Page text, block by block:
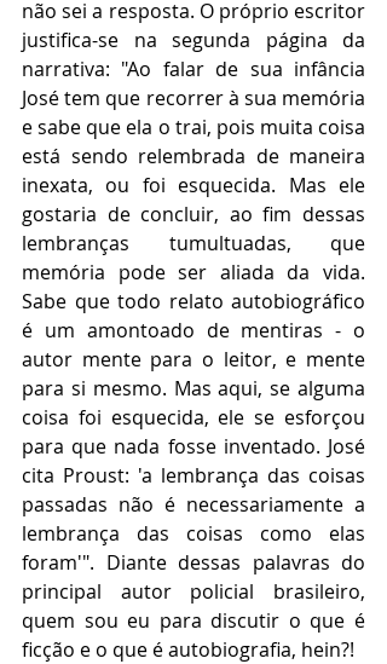
não sei a resposta. O próprio escritor
justifica-se na segunda página da
narrativa: "Ao falar de sua infância
José tem que recorrer à sua memória
e sabe que ela o trai, pois muita coisa
está sendo relembrada de maneira
inexata, ou foi esquecida. Mas ele
gostaria de concluir, ao fim dessas
lembranças tumultuadas, que
memória pode ser aliada da vida.
Sabe que todo relato autobiográfico
é um amontoado de mentiras - o
autor mente para o leitor, e mente
para si mesmo. Mas aqui, se alguma
coisa foi esquecida, ele se esforçou
para que nada fosse inventado. José
cita Proust: 'a lembrança das coisas
passadas não é necessariamente a
lembrança das coisas como elas
foram'". Diante dessas palavras do
principal autor policial brasileiro,
quem sou eu para discutir o que é
ficção e o que é autobiografia, hein?!